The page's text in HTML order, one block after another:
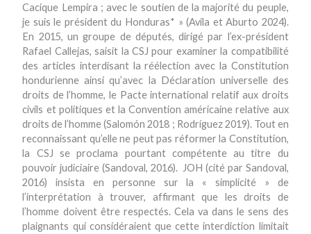
Cacique Lempira ; avec le soutien de la majorité du peuple,
je suis le président du Honduras* » (Avila et Aburto 2024).
En 2015, un groupe de députés, dirigé par l’ex-président
Rafael Callejas, saisit la CSJ pour examiner la compatibilité
des articles interdisant la réélection avec la Constitution
hondurienne ainsi qu’avec la Déclaration universelle des
droits de l’homme, le Pacte international relatif aux droits
civils et politiques et la Convention américaine relative aux
droits de l’homme (Salomón 2018 ; Rodríguez 2019). Tout en
reconnaissant qu’elle ne peut pas réformer la Constitution,
la CSJ se proclama pourtant compétente au titre du
pouvoir judiciaire (Sandoval, 2016). JOH (cité par Sandoval,
2016) insista en personne sur la « simplicité » de
l’interprétation à trouver, affirmant que les droits de
l’homme doivent être respectés. Cela va dans le sens des
plaignants qui considéraient que cette interdiction limitait